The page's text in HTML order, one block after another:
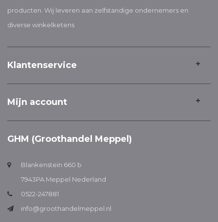
producten. Wij leveren aan zelfstandige ondernemers en
diverse winkelketens
Klantenservice
Mijn account
GHM (Groothandel Meppel)
Blankenstein 660 b
7943PA Meppel Nederland
0522-247881
info@groothandelmeppel.nl